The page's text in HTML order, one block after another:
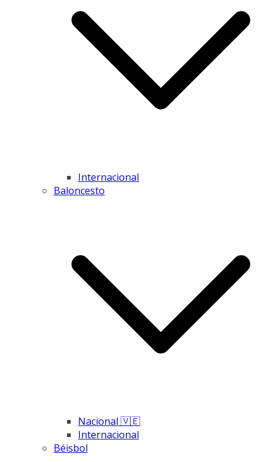
Internacional
Baloncesto
Nacional 🇻🇪
Internacional
Béisbol